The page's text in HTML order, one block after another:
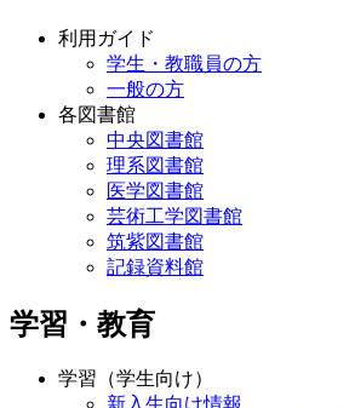
利用ガイド
学生・教職員の方
一般の方
各図書館
中央図書館
理系図書館
医学図書館
芸術工学図書館
筑紫図書館
記録資料館
学習・教育
学習（学生向け）